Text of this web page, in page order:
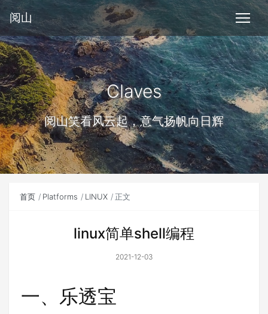
阅山
Claves
阅山笑看风云起，意气扬帆向日辉
首页 Platforms LINUX 正文
linux简单shell编程
2021-12-03
一、乐透宝